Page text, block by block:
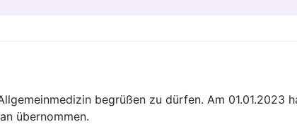
begrüßen zu dürfen. Am 01.01.2023
übernommen.